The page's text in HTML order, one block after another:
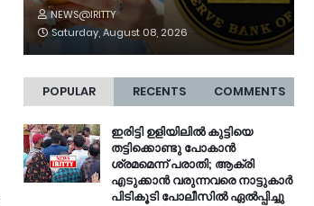
NEWS@IRITTY
Saturday, August 08, 2026
POPULAR RECENTS COMMENTS
ഇരിട്ടി ഉളിയിലിൽ കുട്ടിയെ
തട്ടിക്കൊണ്ടു പോകാൻ
ശ്രമമെന്ന് പരാതി; ആക്രി
എടുക്കാൻ വരുന്നവരെ നാട്ടുകാർ
പിടികൂടി പോലീസിൽ ഏൽപ്പിച്ചു